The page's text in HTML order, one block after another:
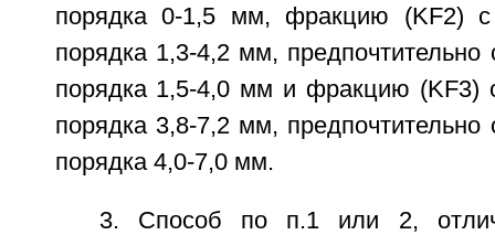
порядка 0-1,5 мм, фракцию (KF2) с
порядка 1,3-4,2 мм, предпочтительно
порядка 1,5-4,0 мм и фракцию (KF3)
порядка 3,8-7,2 мм, предпочтительно
порядка 4,0-7,0 мм.
3. Способ по п.1 или 2,